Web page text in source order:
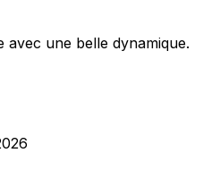
une belle dynamique.